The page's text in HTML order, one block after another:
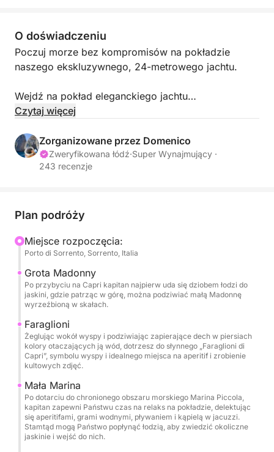
O doświadczeniu
Poczuj morze bez kompromisów na pokładzie
naszego ekskluzywnego, 24-metrowego jachtu.
Wejdź na pokład eleganckiego jachtu
zaprojektowanego z myślą o maksymalnym
jednodniowe, jak i kilkudniowe rejsy, to idealny
wybór dla rodzin, grup przyjaciół, na prywatne
imprezy i specjalne okazje.
pokładach, oferując przestronne przestrzenie i
znajdziesz ekskluzywny bar panoramiczny,
wspaniałe jacuzzi z widokiem na morze oraz duży
taras słoneczny, na którym możesz cieszyć się
słońcem i zapierającymi dech w piersiach widokami.
Na pokładzie głównym, na dziobie, znajduje się
relaks w całkowitym spokoju.
Wnętrze jachtu oferuje duży, jasny i elegancki salon,
do czterech dwuosobowych kabin, każda z
łazienką, co zapewnia prywatność i komfort
podczas dłuższych rejsów.
Czytaj więcej
Zorganizowane przez Domenico
Zweryfikowana łódź·Super Wynajmujący ·
243 recenzje
Plan podróży
Miejsce rozpoczęcia:
Porto di Sorrento, Sorrento, Italia
Grota Madonny
Po przybyciu na Capri kapitan najpierw uda się dziobem łodzi do
jaskini, gdzie patrząc w górę, można podziwiać małą Madonnę
wyrzeźbioną w skałach.
Faraglioni
Żeglując wokół wyspy i podziwiając zapierające dech w piersiach
kolory otaczających ją wód, dotrzesz do słynnego „Faraglioni di
Capri”, symbolu wyspy i idealnego miejsca na aperitif i zrobienie
kultowych zdjęć.
Mała Marina
Po dotarciu do chronionego obszaru morskiego Marina Piccola,
kapitan zapewni Państwu czas na relaks na pokładzie, delektując
się aperitifami, grami wodnymi, pływaniem i kąpielą w jacuzzi.
Stamtąd mogą Państwo popłynąć łodzią, aby zwiedzić okoliczne
jaskinie i wejść do nich.